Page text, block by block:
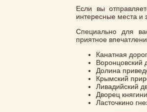
Если вы
интересные места и
Специально для
приятное
Канатная
Воронцовский
Долина
Крымский
Ливадийский
Дворец
Ласточкино